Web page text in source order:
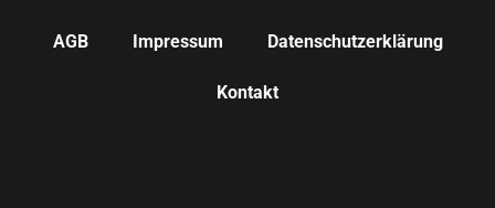
AGB Impressum Datenschutzerklärung
Kontakt